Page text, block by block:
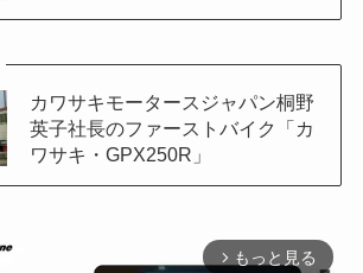
カワサキモータースジャパン桐野
英子社長のファーストバイク「カ
ワサキ・GPX250R」
arrow_forward_ios もっと見る